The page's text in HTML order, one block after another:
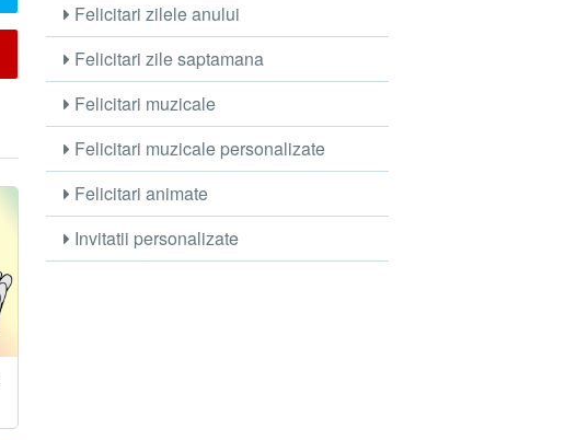
Felicitari zilele anului
Felicitari zile saptamana
Felicitari muzicale
Felicitari muzicale personalizate
Felicitari animate
Invitatii personalizate